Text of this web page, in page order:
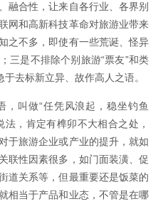
融合性，让来自各行业、各界别
网和高新科技革命对旅游业带来
之不多，即使有一些荒诞、怪异
三是不排除个别旅游“票友”和类
去标新立异、故作高人之语。
，叫做“任凭风浪起，稳坐钓鱼
，肯定有榫卯不大相合之处，
于旅游企业或产业的提升，就如
联性因素很多，如门面装潢、促
道关系等，但最重要还是饭菜的
相当于产品和业态，不管是在哪